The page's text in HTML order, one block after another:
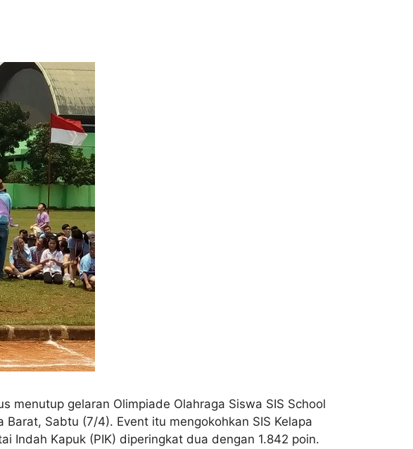
gelaran Olimpiade Olahraga Siswa SIS School
Sabtu (7/4). Event itu mengokohkan SIS Kelapa
Indah Kapuk (PIK) diperingkat dua dengan 1.842 poin.